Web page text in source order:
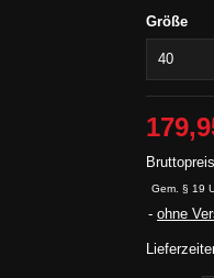
Größe
Bruttopreis
Gem. § 19
ohne